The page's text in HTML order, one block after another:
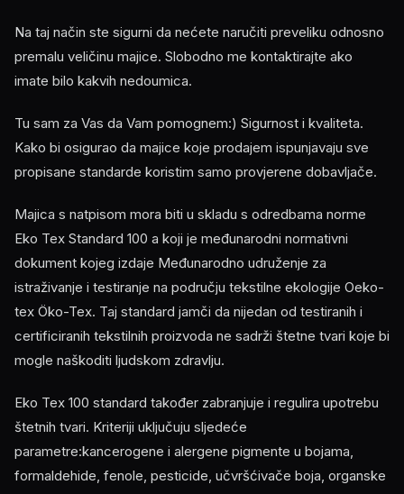
Na taj način ste sigurni da nećete naručiti preveliku odnosno
premalu veličinu majice. Slobodno me kontaktirajte ako
imate bilo kakvih nedoumica.
Tu sam za Vas da Vam pomognem:) Sigurnost i kvaliteta.
Kako bi osigurao da majice koje prodajem ispunjavaju sve
propisane standarde koristim samo provjerene dobavljače.
Majica s natpisom mora biti u skladu s odredbama norme
Eko Tex Standard 100 a koji je međunarodni normativni
dokument kojeg izdaje Međunarodno udruženje za
istraživanje i testiranje na području tekstilne ekologije Oeko-
tex Öko-Tex. Taj standard jamči da nijedan od testiranih i
certificiranih tekstilnih proizvoda ne sadrži štetne tvari koje bi
mogle naškoditi ljudskom zdravlju.
Eko Tex 100 standard također zabranjuje i regulira upotrebu
štetnih tvari. Kriteriji uključuju sljedeće
parametre:kancerogene i alergene pigmente u bojama,
formaldehide, fenole, pesticide, učvršćivače boja, organske